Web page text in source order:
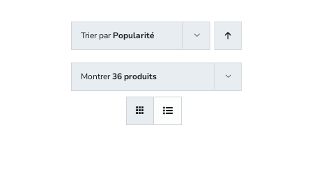
Trier parPopularité
Montrer36 produits